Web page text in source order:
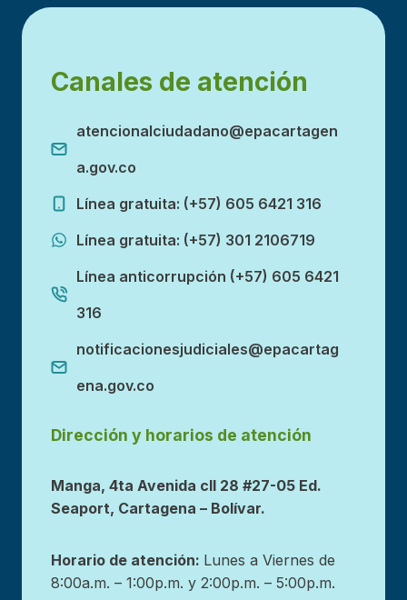
Canales de atención
atencionalciudadano@epacartagen
a.gov.co
Línea gratuita: (+57) 605 6421 316
Línea gratuita: (+57) 301 2106719
Línea anticorrupción (+57) 605 6421
316
notificacionesjudiciales@epacartag
ena.gov.co
Dirección y horarios de atención
Manga, 4ta Avenida cll 28 #27-05 Ed.
Seaport, Cartagena – Bolívar.
Horario de atención: Lunes a Viernes de
8:00a.m. – 1:00p.m. y 2:00p.m. – 5:00p.m.